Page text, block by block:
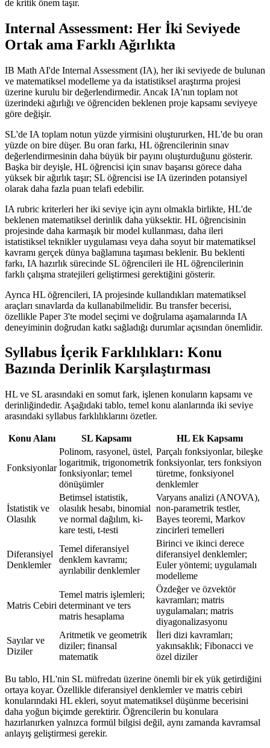
de kritik önem taşır.
Internal Assessment: Her İki Seviyede
Ortak ama Farklı Ağırlıkta
IB Math AI'de Internal Assessment (IA), her iki seviyede de bulunan
ve matematiksel modelleme ya da istatistiksel araştırma projesi
üzerine kurulu bir değerlendirmedir. Ancak IA'nın toplam not
üzerindeki ağırlığı ve öğrenciden beklenen proje kapsamı seviyeye
göre değişir.
SL'de IA toplam notun yüzde yirmisini oluştururken, HL'de bu oran
yüzde on bire düşer. Bu oran farkı, HL öğrencilerinin sınav
değerlendirmesinin daha büyük bir payını oluşturduğunu gösterir.
Başka bir deyişle, HL öğrencisi için sınav başarısı görece daha
yüksek bir ağırlık taşır; SL öğrencisi ise IA üzerinden potansiyel
olarak daha fazla puan telafi edebilir.
IA rubric kriterleri her iki seviye için aynı olmakla birlikte, HL'de
beklenen matematiksel derinlik daha yüksektir. HL öğrencisinin
projesinde daha karmaşık bir model kullanması, daha ileri
istatistiksel teknikler uygulaması veya daha soyut bir matematiksel
kavramı gerçek dünya bağlamına taşıması beklenir. Bu beklenti
farkı, IA hazırlık sürecinde SL öğrencileri ile HL öğrencilerinin
farklı çalışma stratejileri geliştirmesi gerektiğini gösterir.
Ayrıca HL öğrencileri, IA projesinde kullandıkları matematiksel
araçları sınavlarda da kullanabilmelidir. Bu transfer becerisi,
özellikle Paper 3'te model seçimi ve doğrulama aşamalarında IA
deneyiminin doğrudan katkı sağladığı durumlar açısından önemlidir.
Syllabus İçerik Farklılıkları: Konu
Bazında Derinlik Karşılaştırması
HL ve SL arasındaki en somut fark, işlenen konuların kapsamı ve
derinliğindedir. Aşağıdaki tablo, temel konu alanlarında iki seviye
arasındaki syllabus farklılıklarını özetler.
Konu Alanı SL Kapsamı HL Ek Kapsamı
Fonksiyonlar
Polinom, rasyonel, üstel,
logaritmik, trigonometrik
fonksiyonlar; temel
dönüşümler
Parçalı fonksiyonlar, bileşke
fonksiyonlar, ters fonksiyon
türetme, fonksiyonel
denklemler
İstatistik ve
Olasılık
Betimsel istatistik,
olasılık hesabı, binomial
ve normal dağılım, ki-
kare testi, t-testi
Varyans analizi (ANOVA),
non-parametrik testler,
Bayes teoremi, Markov
zincirleri temelleri
Diferansiyel
Denklemler
Temel diferansiyel
denklem kavramı;
ayrılabilir denklemler
Birinci ve ikinci derece
diferansiyel denklemler;
Euler yöntemi; uygulamalı
modelleme
Matris Cebiri
Temel matris işlemleri;
determinant ve ters
matris hesaplama
Özdeğer ve özvektör
kavramları; matris
uygulamaları; matris
diyagonalizasyonu
Sayılar ve
Diziler
Aritmetik ve geometrik
diziler; finansal
matematik
İleri dizi kavramları;
yakınsaklık; Fibonacci ve
özel diziler
Bu tablo, HL'nin SL müfredatı üzerine önemli bir ek yük getirdiğini
ortaya koyar. Özellikle diferansiyel denklemler ve matris cebiri
konularındaki HL ekleri, soyut matematiksel düşünme becerisini
daha yoğun biçimde gerektirir. Öğrencilerin bu konulara
hazırlanırken yalnızca formül bilgisi değil, aynı zamanda kavramsal
anlayış geliştirmesi gerekir.